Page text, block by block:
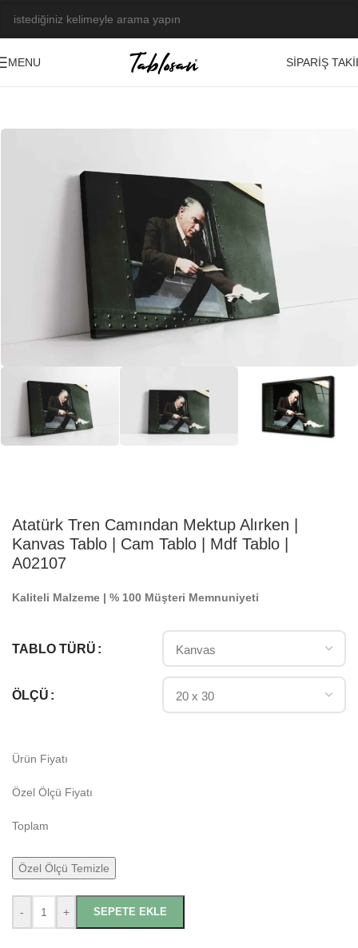
MENU
SIPARIŞ
Atatürk Tren Camından Mektup Alırken |
Kanvas Tablo | Cam Tablo | Mdf Tablo |
A02107
Kaliteli Malzeme | % 100 Müşteri Memnuniyeti
TABLO TÜRÜ
ÖLÇÜ
Ürün Fiyatı
Özel Ölçü Fiyatı
Toplam
Özel Ölçü Temizle
- + SEPETE EKLE